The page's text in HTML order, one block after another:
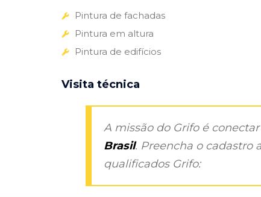
Pintura de fachadas
Pintura em altura
Pintura de edifícios
Visita técnica
A missão do Grifo é
Brasil. Preencha o cadastro
qualificados Grifo: